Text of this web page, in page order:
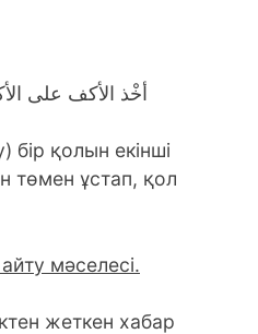
“أخْذ الأكف على
қолын екінші
төмен ұстап, қол
мәселесі.
жеткен хабар